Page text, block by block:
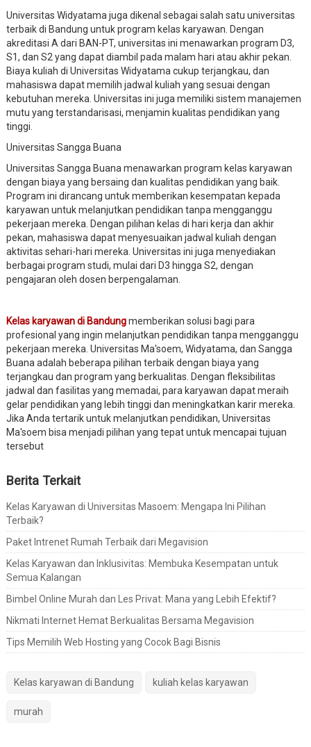
Universitas Widyatama juga dikenal sebagai salah satu universitas
terbaik di Bandung untuk program kelas karyawan. Dengan
akreditasi A dari BAN-PT, universitas ini menawarkan program D3,
S1, dan S2 yang dapat diambil pada malam hari atau akhir pekan.
Biaya kuliah di Universitas Widyatama cukup terjangkau, dan
mahasiswa dapat memilih jadwal kuliah yang sesuai dengan
kebutuhan mereka. Universitas ini juga memiliki sistem manajemen
mutu yang terstandarisasi, menjamin kualitas pendidikan yang
tinggi.
Universitas Sangga Buana
Universitas Sangga Buana menawarkan program kelas karyawan
dengan biaya yang bersaing dan kualitas pendidikan yang baik.
Program ini dirancang untuk memberikan kesempatan kepada
karyawan untuk melanjutkan pendidikan tanpa mengganggu
pekerjaan mereka. Dengan pilihan kelas di hari kerja dan akhir
pekan, mahasiswa dapat menyesuaikan jadwal kuliah dengan
aktivitas sehari-hari mereka. Universitas ini juga menyediakan
berbagai program studi, mulai dari D3 hingga S2, dengan
pengajaran oleh dosen berpengalaman.
Kelas karyawan di Bandungmemberikan solusi bagi para
profesional yang ingin melanjutkan pendidikan tanpa mengganggu
pekerjaan mereka. Universitas Ma'soem, Widyatama, dan Sangga
Buana adalah beberapa pilihan terbaik dengan biaya yang
terjangkau dan program yang berkualitas. Dengan fleksibilitas
jadwal dan fasilitas yang memadai, para karyawan dapat meraih
gelar pendidikan yang lebih tinggi dan meningkatkan karir mereka.
Jika Anda tertarik untuk melanjutkan pendidikan, Universitas
Ma'soem bisa menjadi pilihan yang tepat untuk mencapai tujuan
tersebut
Berita Terkait
Kelas Karyawan di Universitas Masoem: Mengapa Ini Pilihan
Terbaik?
Paket Intrenet Rumah Terbaik dari Megavision
Kelas Karyawan dan Inklusivitas: Membuka Kesempatan untuk
Semua Kalangan
Bimbel Online Murah dan Les Privat: Mana yang Lebih Efektif?
Nikmati Internet Hemat Berkualitas Bersama Megavision
Tips Memilih Web Hosting yang Cocok Bagi Bisnis
Kelas karyawan di Bandung kuliah kelas karyawan
murah